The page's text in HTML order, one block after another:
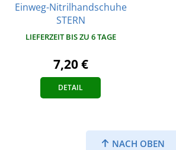
Einweg-Nitrilhandschuhe
STERN
LIEFERZEIT BIS ZU 6 TAGE
7,20 €
DETAIL
NACH OBEN